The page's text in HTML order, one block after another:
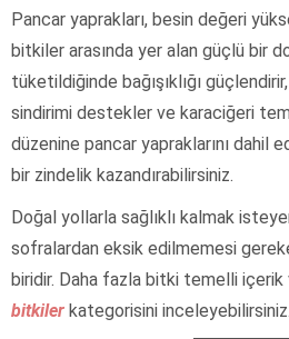
Pancar yaprakları, besin değeri
bitkiler arasında yer alan güçlü bir
tüketildiğinde bağışıklığı
sindirimi destekler ve karaciğeri
düzenine pancar yapraklarını dahil
bir zindelik kazandırabilirsiniz.
Doğal yollarla sağlıklı kalmak
sofralardan eksik edilmemesi
biridir. Daha fazla bitki temelli
bitkiler kategorisini inceleyebilirsiniz.